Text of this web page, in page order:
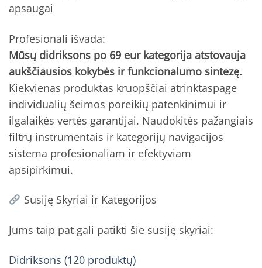
apsaugai
Profesionali išvada:
Mūsų didriksons po 69 eur kategorija atstovauja
aukščiausios kokybės ir funkcionalumo sintezę.
Kiekvienas produktas kruopščiai atrinktaspage
individualių šeimos poreikių patenkinimui ir
ilgalaikės vertės garantijai. Naudokitės pažangiais
filtrų instrumentais ir kategorijų navigacijos
sistema profesionaliam ir efektyviam
apsipirkimui.
Susiję Skyriai ir Kategorijos
Jums taip pat gali patikti šie susiję skyriai:
Didriksons (120 produktų)